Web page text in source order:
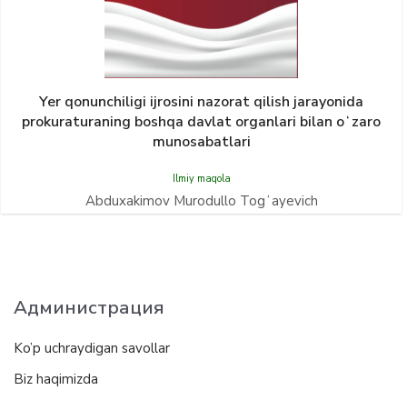
Yer qonunсhiligi ijrosini nazorat qilish jarayonida
prokuraturaning boshqa davlat organlari bilan oʻzaro
munosabatlari
Ilmiy maqola
Abduxakimov Murodullo Togʻayevich
Администрация
Ko’p uchraydigan savollar
Biz haqimizda